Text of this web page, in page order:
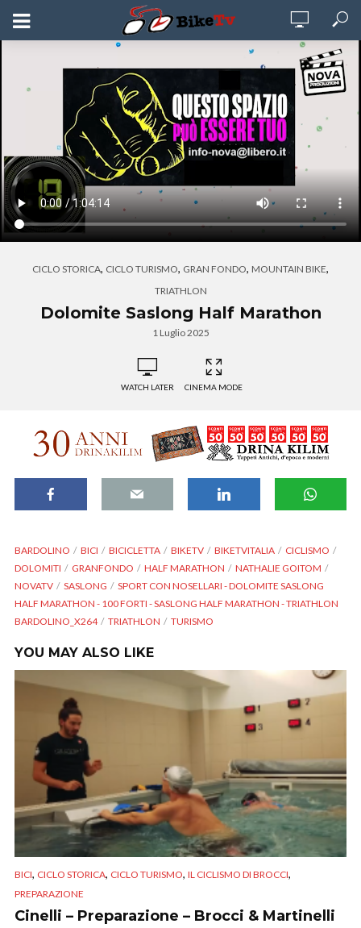
CICLO STORICA, CICLO TURISMO, GRAN FONDO, MOUNTAIN BIKE,
TRIATHLON
Dolomite Saslong Half Marathon
1 Luglio 2025
WATCH LATER CINEMA MODE
BARDOLINO BICI BICICLETTA BIKETV BIKETVITALIA
CICLISMO
DOLOMITI
GRANFONDO HALF MARATHON
NATHALIE GOITOM
NOVATV
SASLONG
SPORT CON NOSELLARI - DOLOMITE SASLONG
HALF MARATHON - 100 FORTI - SASLONG HALF MARATHON - TRIATHLON
BARDOLINO_X264
TRIATHLON TURISMO
YOU MAY ALSO LIKE
BICI, CICLO STORICA, CICLO TURISMO, IL CICLISMO DI BROCCI,
PREPARAZIONE
Cinelli – Preparazione – Brocci & Martinelli